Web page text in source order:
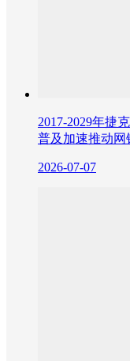
2017-2029年捷
普及加速推动网
2026-07-07